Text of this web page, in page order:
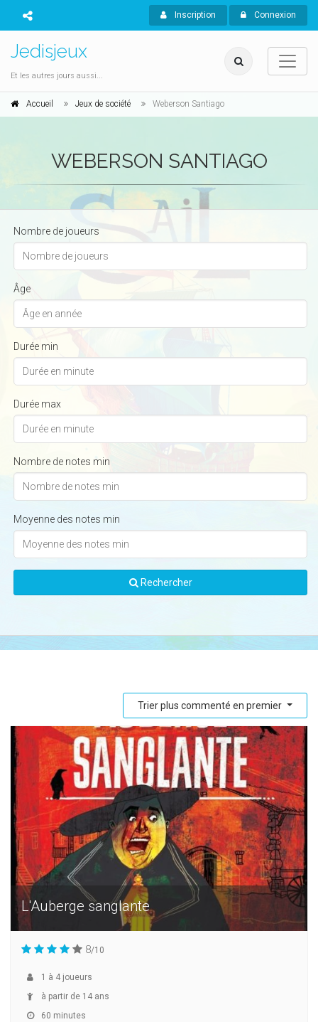
Inscription Connexion
Jedisjeux
Et les autres jours aussi...
Accueil Jeux de société Weberson Santiago
WEBERSON SANTIAGO
Nombre de joueurs
Âge
Durée min
Durée max
Nombre de notes min
Moyenne des notes min
Rechercher
Trier plus commenté en premier
L'Auberge sanglante
8/10
1 à 4 joueurs
à partir de 14 ans
60 minutes